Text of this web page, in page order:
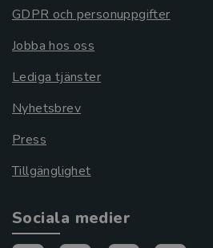
GDPR och personuppgifter
Jobba hos oss
Lediga tjänster
Nyhetsbrev
Press
Tillgänglighet
Sociala medier